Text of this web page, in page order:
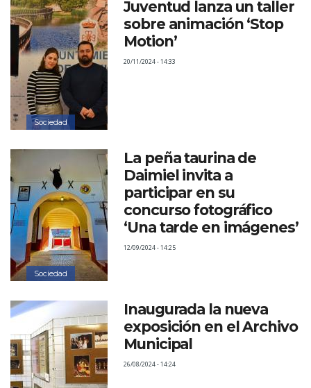
Sociedad
Juventud lanza un taller
sobre animación ‘Stop
Motion’
20/11/2024 - 14:33
Sociedad
La peña taurina de
Daimiel invita a
participar en su
concurso fotográfico
‘Una tarde en imágenes’
12/09/2024 - 14:25
Inaugurada la nueva
exposición en el Archivo
Municipal
26/08/2024 - 14:24